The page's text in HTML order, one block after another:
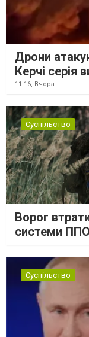
Дрони
Керчі серія
11:16, Вчора
Суспільство
Ворог
системи
Суспільство